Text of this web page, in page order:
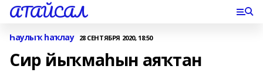
АТАЙСАЛ
Һаулыҡ һаҡлау 28 СЕНТЯБРЯ 2020, 18:50
Сир йыҡмаһын аяҡтан